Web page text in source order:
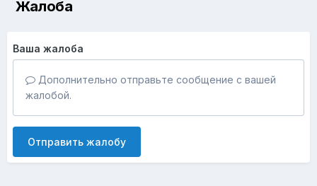
Жалоба
Ваша жалоба
Дополнительно отправьте сообщение с вашей
жалобой.
Отправить жалобу